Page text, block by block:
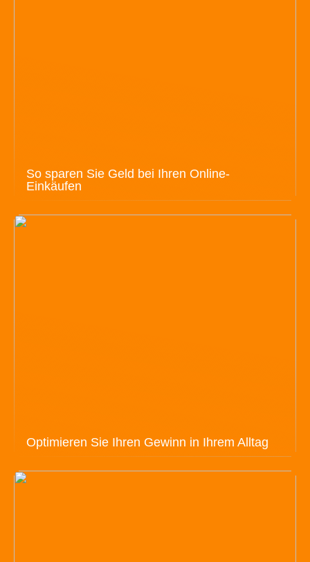
So sparen Sie Geld bei Ihren Online-
Einkäufen
Optimieren Sie Ihren Gewinn in Ihrem Alltag